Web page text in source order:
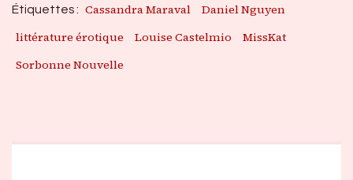
Étiquettes : Cassandra Maraval
Daniel Nguyen
littérature érotique
Louise Castelmio
MissKat
Sorbonne Nouvelle